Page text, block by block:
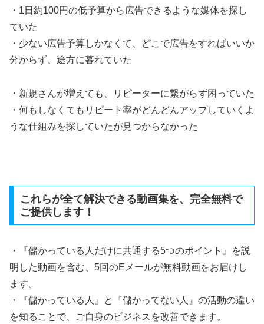
・1日約100円の低予算から広告できるような媒体を探し
ていた
・少ない広告予算しかなくて、どこで広告をすればいいか
分からず、途方に暮れていた
・新規さんが増えても、リピーターに繋がらず困っていた
・何もしなくてもリピート率がどんどんアップしていくよ
うな仕組みを探していたが見つからなかった
これらが全て解決できる動画集を、完全無料で
ご提供します！
・『儲かっている人だけに共通する5つのポイント』を説
明した動画を含む、5回のEメールが無料動画をお届けし
ます。
・『儲かっている人』と『儲かってない人』の活動の違い
を知ることで、ご自身のビジネスを改善できます。